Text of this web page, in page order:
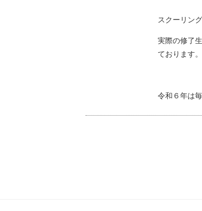
スクーリン
実際の修了
ております。
令和６年は